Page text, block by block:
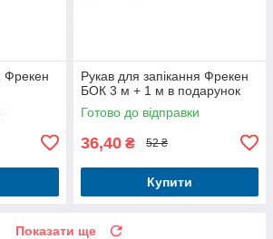
Фрекен
Рукав для запікання Фрекен
БОК 3 м + 1 м в подарунок
Готово до відправки
36,40 ₴ 52 ₴
Купити
Показати ще